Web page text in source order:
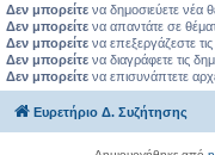
Δεν μπορείτε να δημοσιεύετε νέα
Δεν μπορείτε να απαντάτε σε
Δεν μπορείτε να επεξεργάζεστε
Δεν μπορείτε να διαγράφετε τις
Δεν μπορείτε να επισυνάπτετε
Ευρετήριο Δ. Συζήτησης